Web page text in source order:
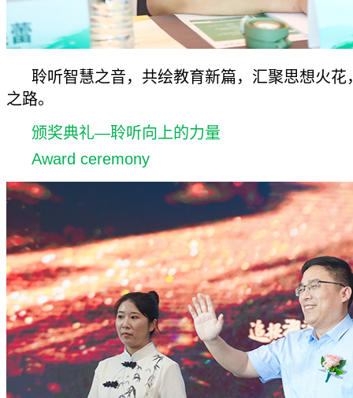
聆听智慧之音，共绘教育新篇，汇聚思想火花
之路。
颁奖典礼—聆听向上的力量
Award ceremony